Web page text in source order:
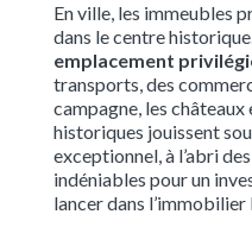
En ville, les immeubles
dans le centre
emplacement
transports, des
campagne, les
historiques jouissent
exceptionnel, à l’abri
indéniables pour un
lancer dans